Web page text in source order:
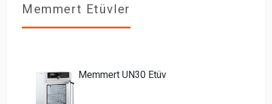
Memmert Etüvler
Memmert UN30 Etüv